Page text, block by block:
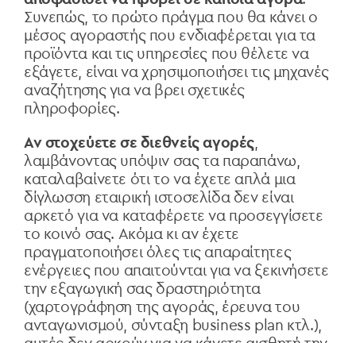
Συνεπώς, το πρώτο πράγμα που θα κάνει ο
μέσος αγοραστής που ενδιαφέρεται για τα
προϊόντα και τις υπηρεσίες που θέλετε να
εξάγετε, είναι να χρησιμοποιήσει τις μηχανές
αναζήτησης για να βρει σχετικές
πληροφορίες.
Αν στοχεύετε σε διεθνείς αγορές
λαμβάνοντας υπόψιν σας τα παραπάνω,
καταλαβαίνετε ότι το να έχετε απλά μια
δίγλωσση εταιρική ιστοσελίδα δεν είναι
αρκετό για να καταφέρετε να προσεγγίσετε
το κοινό σας. Ακόμα κι αν έχετε
πραγματοποιήσει όλες τις απαραίτητες
ενέργειες που απαιτούνται για να ξεκινήσετε
την εξαγωγική σας δραστηριότητα
(χαρτογράφηση της αγοράς, έρευνα του
ανταγωνισμού, σύνταξη business plan κτλ.),